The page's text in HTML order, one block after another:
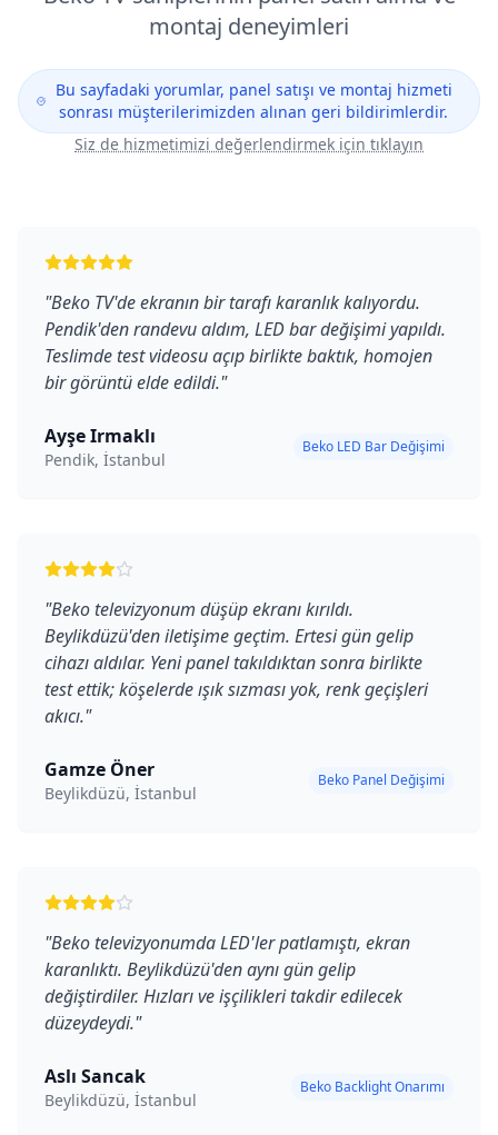
montaj deneyimleri
Bu sayfadaki yorumlar, panel satışı ve montaj hizmeti
sonrası müşterilerimizden alınan geri bildirimlerdir.
Siz de hizmetimizi değerlendirmek için tıklayın
"Beko TV'de ekranın bir tarafı karanlık kalıyordu.
Pendik'den randevu aldım, LED bar değişimi yapıldı.
Teslimde test videosu açıp birlikte baktık, homojen
bir görüntü elde edildi."
Ayşe Irmaklı
Pendik, İstanbul
Beko LED Bar Değişimi
"Beko televizyonum düşüp ekranı kırıldı.
Beylikdüzü'den iletişime geçtim. Ertesi gün gelip
cihazı aldılar. Yeni panel takıldıktan sonra birlikte
test ettik; köşelerde ışık sızması yok, renk geçişleri
akıcı."
Gamze Öner
Beylikdüzü, İstanbul
Beko Panel Değişimi
"Beko televizyonumda LED'ler patlamıştı, ekran
karanlıktı. Beylikdüzü'den aynı gün gelip
değiştirdiler. Hızları ve işçilikleri takdir edilecek
düzeydeydi."
Aslı Sancak
Beylikdüzü, İstanbul
Beko Backlight Onarımı